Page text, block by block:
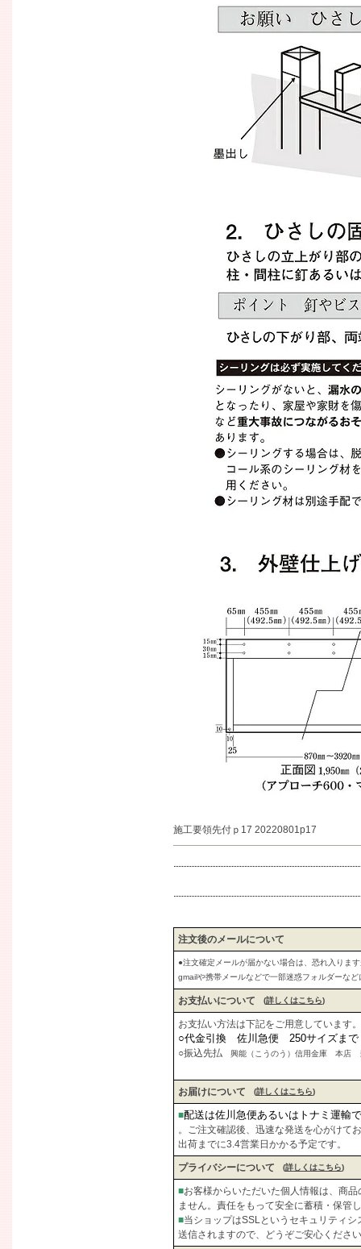
施工要領先付ｐ17 20220801p17
注文後のメールについて
●注文確定メールが届かない場合は、恐れ入りま
gmailや携帯メールなどで一部迷惑フォルダーな
お支払いについて (詳しくはこちら)
お支払い方法は下記をご用意しています。
○代金引換 佐川急便 250サイズま
○振込先払 興能（こうのう）信用金庫 本店
お届けについて (詳しくはこちら)
■配送は佐川急便あるいはトナミ運輸
。ご注文確認後、迅速な発送を心がけて
出荷までに3.4営業日かかる予定です。
プライバシーについて (詳しくはこちら)
■お客様からいただいた個人情報は、商
ません。責任をもって安全に蓄積・保管
■当ショップはSSLというセキュリティ
送信されますので、どうぞご安心くださ